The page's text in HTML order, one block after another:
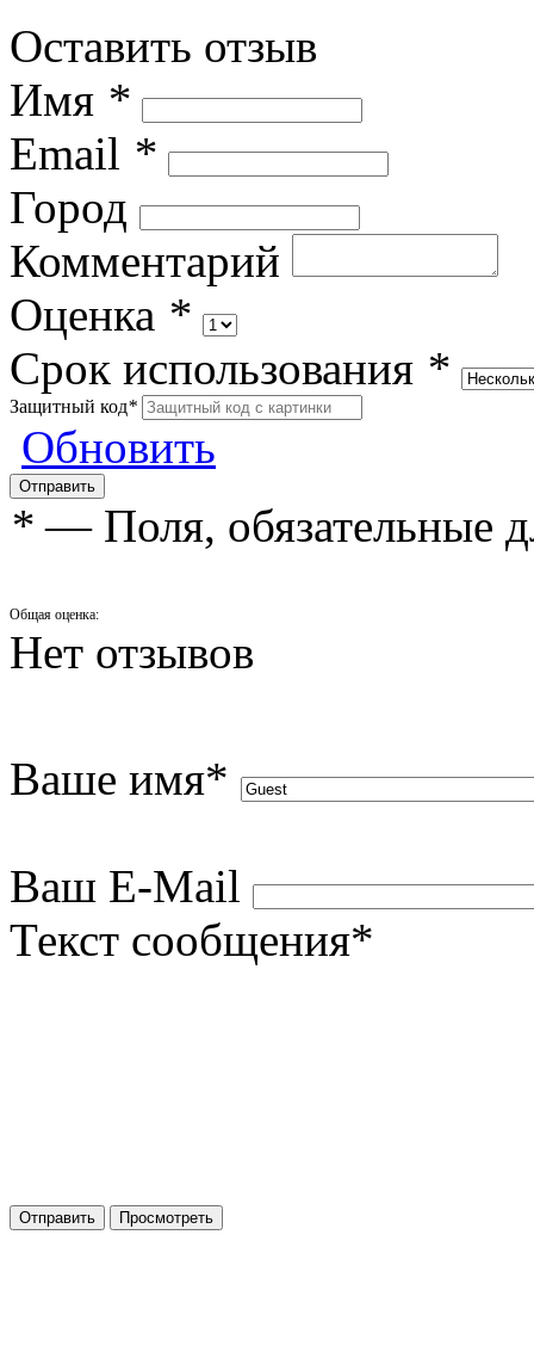
Оставить отзыв
Имя *
Email *
Город
Комментарий
Оценка *
Срок использования *
Защитный код*
Обновить
* — Поля, обязательные
Общая оценка:
Нет отзывов
Ваше имя*
Ваш E-Mail
Текст сообщения*